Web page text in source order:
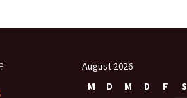
August 2026
M
D M D F S